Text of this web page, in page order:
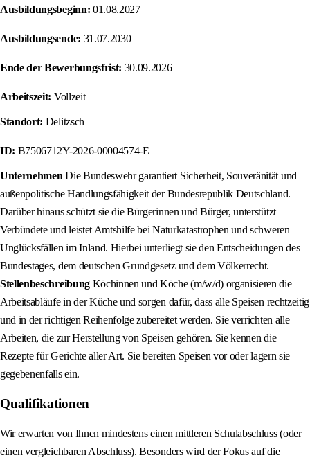
Ausbildungsbeginn: 01.08.2027
Ausbildungsende: 31.07.2030
Ende der Bewerbungsfrist: 30.09.2026
Arbeitszeit: Vollzeit
Standort: Delitzsch
ID: B7506712Y-2026-00004574-E
UnternehmenDie Bundeswehr garantiert Sicherheit, Souveränität und
außenpolitische Handlungsfähigkeit der Bundesrepublik Deutschland.
Darüber hinaus schützt sie die Bürgerinnen und Bürger, unterstützt
Verbündete und leistet Amtshilfe bei Naturkatastrophen und schweren
Unglücksfällen im Inland. Hierbei unterliegt sie den Entscheidungen des
Bundestages, dem deutschen Grundgesetz und dem Völkerrecht.
Stellenbeschreibung Köchinnen und Köche (m/w/d) organisieren die
Arbeitsabläufe in der Küche und sorgen dafür, dass alle Speisen rechtzeitig
und in der richtigen Reihenfolge zubereitet werden. Sie verrichten alle
Arbeiten, die zur Herstellung von Speisen gehören. Sie kennen die
Rezepte für Gerichte aller Art. Sie bereiten Speisen vor oder lagern sie
gegebenenfalls ein.
Qualifikationen
Wir erwarten von Ihnen mindestens einen mittleren Schulabschluss (oder
einen vergleichbaren Abschluss). Besonders wird der Fokus auf die